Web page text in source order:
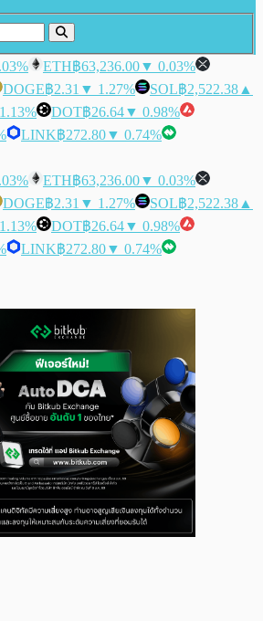
ETH฿63,236.00▼ 0.03%
DOGE฿2.31 ▼ 1.27% SOL฿2,522.38 ▲
DOT฿26.64▼ 0.98%
LINK฿272.80▼ 0.74%
ETH฿63,236.00▼ 0.03%
DOGE฿2.31 ▼ 1.27% SOL฿2,522.38 ▲
DOT฿26.64▼ 0.98%
LINK฿272.80▼ 0.74%